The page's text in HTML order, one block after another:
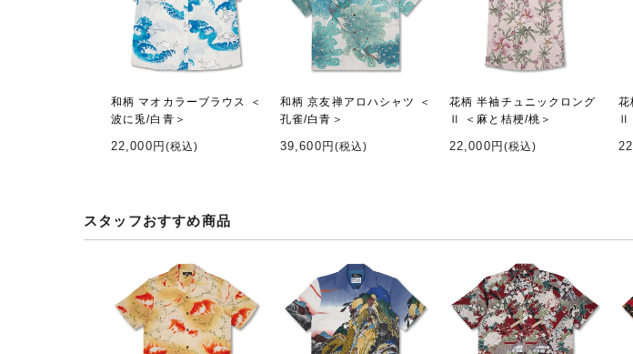
和柄 マオカラーブラウス ＜
波に兎/白青＞
22,000円 (税込)
和柄 京友禅アロハシャツ ＜
孔雀/白青＞
39,600円 (税込)
花柄 半袖チュニックロング
Ⅱ ＜麻と桔梗/桃＞
22,000円 (税込)
花
Ⅱ
スタッフおすすめ商品